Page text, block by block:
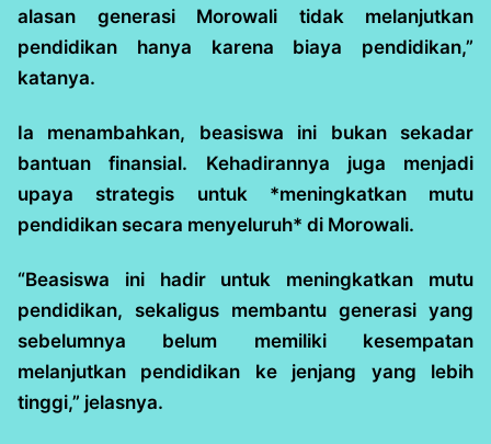
alasan generasi Morowali tidak melanjutkan
pendidikan hanya karena biaya pendidikan,”
katanya.
Ia menambahkan, beasiswa ini bukan sekadar
bantuan finansial. Kehadirannya juga menjadi
upaya strategis untuk *meningkatkan mutu
pendidikan secara menyeluruh* di Morowali.
“Beasiswa ini hadir untuk meningkatkan mutu
pendidikan, sekaligus membantu generasi yang
sebelumnya belum memiliki kesempatan
melanjutkan pendidikan ke jenjang yang lebih
tinggi,” jelasnya.